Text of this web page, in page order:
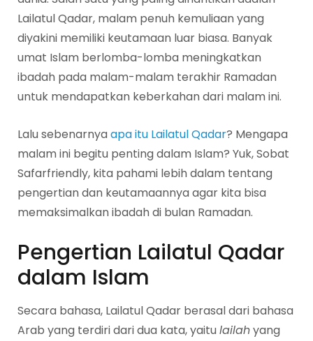
Lailatul Qadar, malam penuh kemuliaan yang
diyakini memiliki keutamaan luar biasa. Banyak
umat Islam berlomba-lomba meningkatkan
ibadah pada malam-malam terakhir Ramadan
untuk mendapatkan keberkahan dari malam ini.
Lalu sebenarnyaapa itu Lailatul Qadar? Mengapa
malam ini begitu penting dalam Islam? Yuk, Sobat
Safarfriendly, kita pahami lebih dalam tentang
pengertian dan keutamaannya agar kita bisa
memaksimalkan ibadah di bulan Ramadan.
Pengertian Lailatul Qadar
dalam Islam
Secara bahasa, Lailatul Qadar berasal dari bahasa
Arab yang terdiri dari dua kata, yaitulailahyang